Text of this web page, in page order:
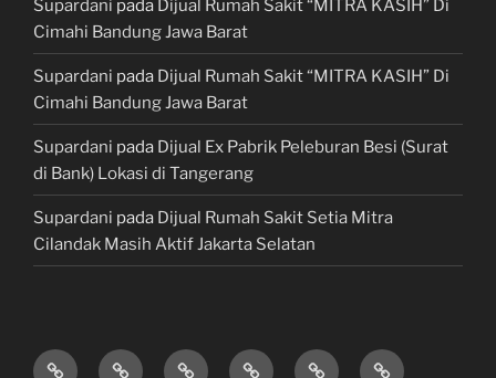
Supardani pada Dijual Rumah Sakit “MITRA KASIH” Di
Cimahi Bandung Jawa Barat
Supardani pada Dijual Rumah Sakit “MITRA KASIH” Di
Cimahi Bandung Jawa Barat
Supardani pada Dijual Ex Pabrik Peleburan Besi (Surat
di Bank) Lokasi di Tangerang
Supardani pada Dijual Rumah Sakit Setia Mitra
Cilandak Masih Aktif Jakarta Selatan
TANAH RUMAHHOTEL LAHAN KONSULTAN
JUAL,